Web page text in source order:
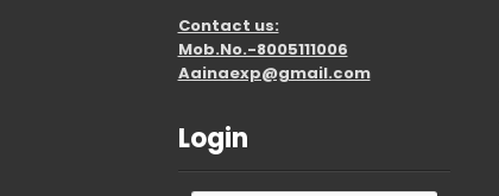
Contact us:
Mob.No.-8005111006
Aainaexp@gmail.com
Login